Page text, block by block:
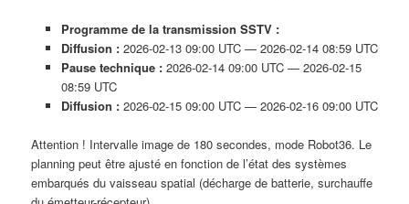
Programme de la transmission SSTV :
Diffusion : 2026-02-13 09:00 UTC — 2026-02-14 08:59 UTC
Pause technique :2026-02-14 09:00 UTC — 2026-02-15
08:59 UTC
Diffusion : 2026-02-15 09:00 UTC — 2026-02-16 09:00 UTC
Attention ! Intervalle image de 180 secondes, mode Robot36. Le
planning peut être ajusté en fonction de l’état des systèmes
embarqués du vaisseau spatial (décharge de batterie, surchauffe